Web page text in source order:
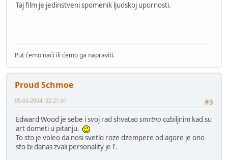
Taj film je jedinstveni spomenik ljudskoj upornosti.
Put ćemo naći ili ćemo ga napraviti.
Proud Schmoe
#3
05-03-2004, 02:21:07
Edward Wood je sebe i svoj rad shvataosmrtno ozbiljnim kad su
art dometi u pitanju.
To sto je voleo da nosi svetlo roze dzempere od agore je ono
sto bi danas zvali personality je l'.